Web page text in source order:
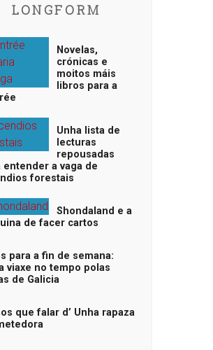
LONGFORM
Novelas,
crónicas e
moitos máis
libros para a
Unha lista de
lecturas
repousadas
entender a vaga de
forestais
Shondaland e a
de facer cartos
para a fin de semana:
viaxe no tempo polas
de Galicia
que falar d’ Unha rapaza